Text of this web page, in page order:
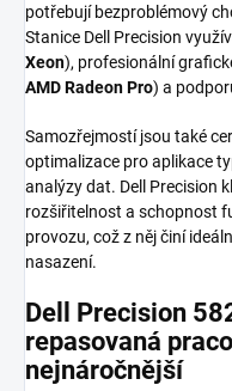
potřebují bezproblémový
Stanice Dell Precision
Xeon), profesionální
AMD Radeon Pro) a
Samozřejmostí jsou také
optimalizace pro aplikace
analýzy dat. Dell Precision
rozšiřitelnost a schopnost
provozu, což z něj činí
nasazení.
Dell Precision
repasovaná
nejnáročnější